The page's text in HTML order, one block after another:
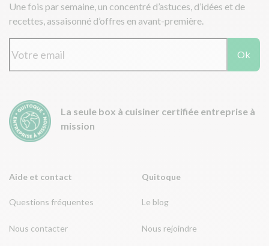
Aide et contact
Questions fréquentes
Nous contacter
Quitoque
Le blog
Nous rejoindre
Une fois par semaine, un concentré d’astuces, d’idées et de
recettes, assaisonné d’offres en avant-première.
Ok
La seule box à cuisiner certifiée entreprise à
mission